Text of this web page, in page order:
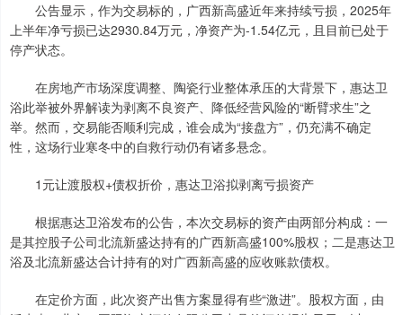
公告显示，作为交易标的，广西新高盛近年来持续亏损，2025年
上半年净亏损已达2930.84万元，净资产为-1.54亿元，且目前已处于
停产状态。
在房地产市场深度调整、陶瓷行业整体承压的大背景下，惠达卫
浴此举被外界解读为剥离不良资产、降低经营风险的“断臂求生”之
举。然而，交易能否顺利完成，谁会成为“接盘方”，仍充满不确定
性，这场行业寒冬中的自救行动仍有诸多悬念。
1元让渡股权+债权折价，惠达卫浴拟剥离亏损资产
根据惠达卫浴发布的公告，本次交易标的资产由两部分构成：一
是其控股子公司北流新盛达持有的广西新高盛100%股权；二是惠达卫
浴及北流新盛达合计持有的对广西新高盛的应收账款债权。
在定价方面，此次资产出售方案显得有些“激进”。股权方面，由